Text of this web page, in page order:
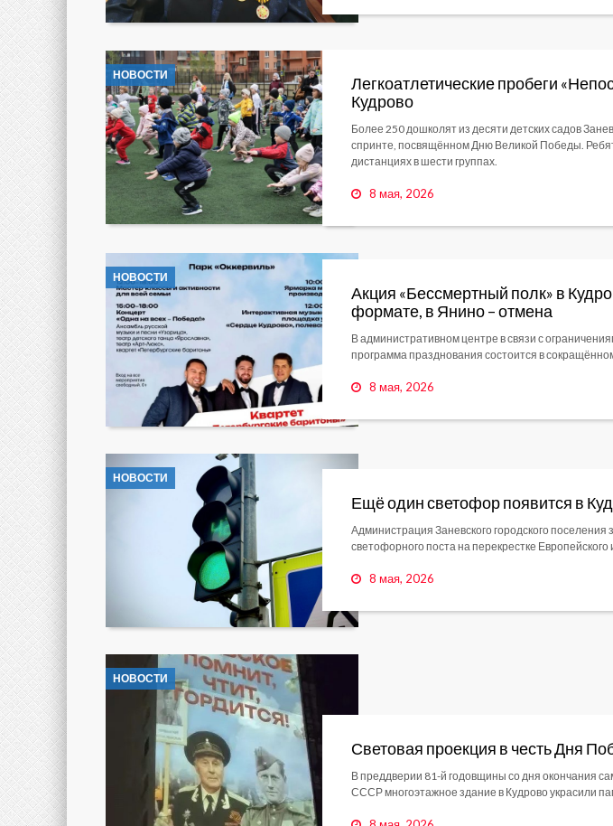
НОВОСТИ
Легкоатлетические пробеги
Кудрово
Более 250 дошколят из десяти детских садов
спринте, посвящённом Дню Великой Победы.
дистанциях в шести группах.
8 мая, 2026
НОВОСТИ
Акция «Бессмертный полк» в
формате, в Янино – отмена
В административном центре в связи с
программа празднования состоится в
8 мая, 2026
НОВОСТИ
Ещё один светофор появится в
Администрация Заневского городского
светофорного поста на перекрестке
8 мая, 2026
НОВОСТИ
Световая проекция в честь Дня
В преддверии 81-й годовщины со дня окончания
СССР многоэтажное здание в Кудрово украсили